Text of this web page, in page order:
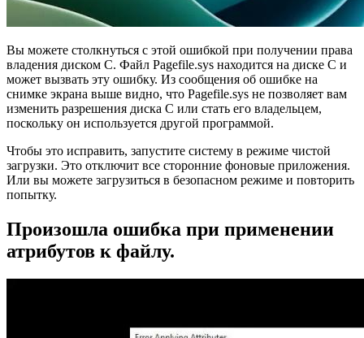
Вы можете столкнуться с этой ошибкой при получении права
владения диском C. Файл Pagefile.sys находится на диске C и
может вызвать эту ошибку. Из сообщения об ошибке на
снимке экрана выше видно, что Pagefile.sys не позволяет вам
изменить разрешения диска C или стать его владельцем,
поскольку он используется другой программой.
Чтобы это исправить, запустите систему в режиме чистой
загрузки. Это отключит все сторонние фоновые приложения.
Или вы можете загрузиться в безопасном режиме и повторить
попытку.
Произошла ошибка при применении
атрибутов к файлу.